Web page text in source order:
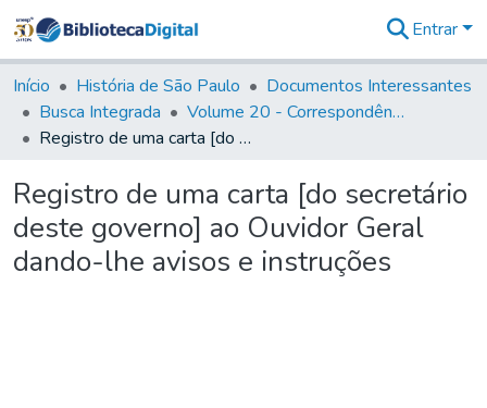
&
Coleções
Tudo na
Biblioteca
Estatísticas
Entrar
Início História de São Paulo
Documentos Interessantes
Busca Integrada
Volume 20 - Correspondência interna do Governador Rodrigo Cezar de Menezes: 1721- 1728
Registro de uma carta [do secretário deste governo] ao Ouvidor Geral dando-lhe avisos e instruções
Registro de uma carta [do secretário
deste governo] ao Ouvidor Geral
dando-lhe avisos e instruções